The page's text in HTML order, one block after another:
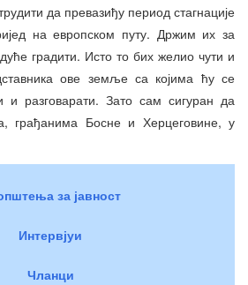
да превазиђу период стагнације
на европском путу. Држим их за
градити. Исто то бих желио чути и
ове земље са којима ћу се
и разговарати. Зато сам сигуран да
грађанима Босне и Херцеговине, у
за јавност
Интервјуи
Чланци